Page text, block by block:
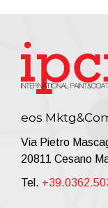
eos
Via Pietro
20811 Cesano
Tel.